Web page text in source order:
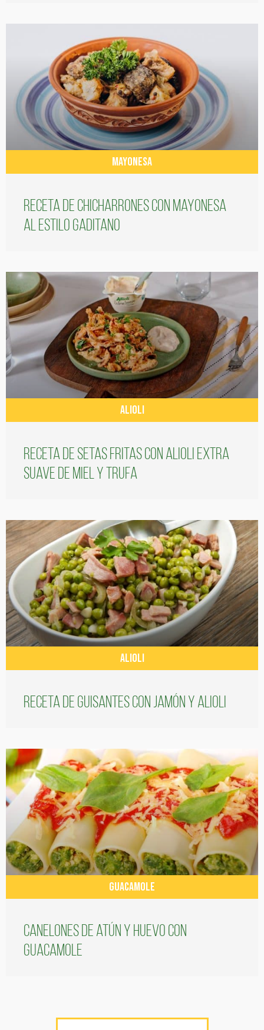
MAYONESA
Receta de chicharrones con mayonesa
al estilo gaditano
ALIOLI
Receta de setas fritas con alioli extra
suave de miel y trufa
ALIOLI
Receta de guisantes con jamón y alioli
GUACAMOLE
Canelones de atún y huevo con
guacamole